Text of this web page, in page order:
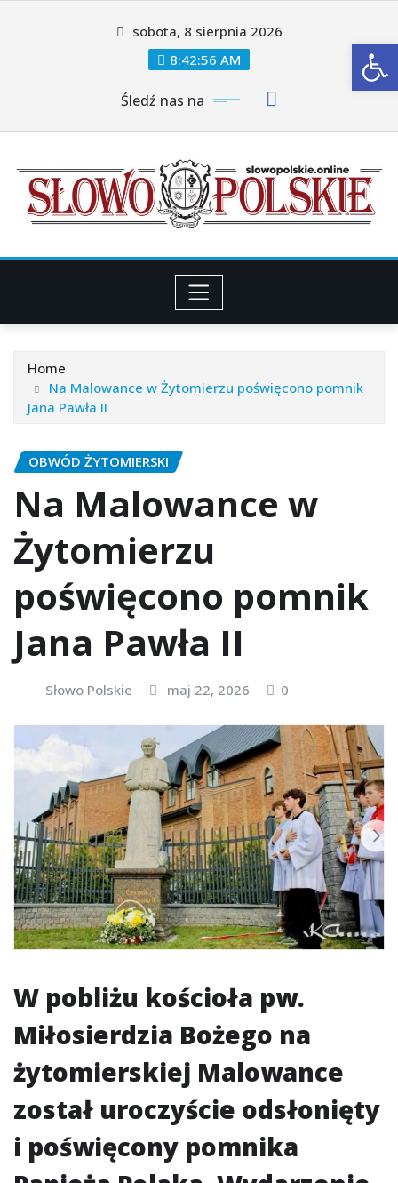
sobota, 8 sierpnia 2026
8:42:58 AM
Śledź nas na
Home
Na Malowance w Żytomierzu poświęcono pomnik
Jana Pawła II
OBWÓD ŻYTOMIERSKI
Na Malowance w
Żytomierzu
poświęcono pomnik
Jana Pawła II
Słowo Polskie maj 22, 2026 0
W pobliżu kościoła pw.
Miłosierdzia Bożego na
żytomierskiej Malowance
został uroczyście odsłonięty
i poświęcony pomnika